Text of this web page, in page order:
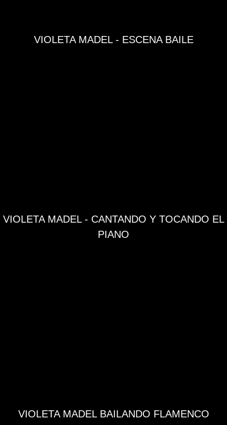
VIOLETA MADEL - ESCENA BAILE
VIOLETA MADEL - CANTANDO Y TOCANDO EL
PIANO
VIOLETA MADEL BAILANDO FLAMENCO